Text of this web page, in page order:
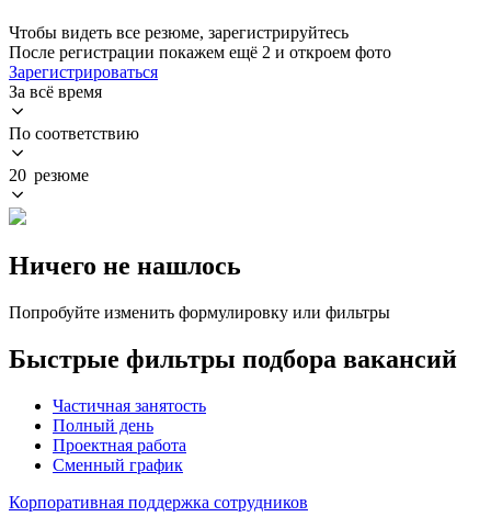
Чтобы видеть все резюме, зарегистрируйтесь
После регистрации покажем ещё 2 и откроем фото
Зарегистрироваться
За всё время
По соответствию
20 резюме
Ничего не нашлось
Попробуйте изменить формулировку или фильтры
Быстрые фильтры подбора вакансий
Частичная занятость
Полный день
Проектная работа
Сменный график
Корпоративная поддержка сотрудников